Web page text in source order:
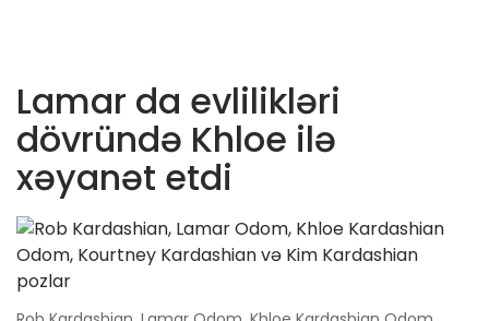
Lamar da evlilikləri
dövründə Khloe ilə
xəyanət etdi